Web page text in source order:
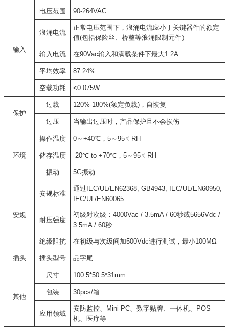
输入
电压范围 90-264VAC
浪涌电流
正常电压范围下，浪涌电流应小于关键器件的额定
值(包括保险丝、桥整等浪涌限制元件）
输入电流 在90Vac输入和满载条件下最大1.2A
平均效率 87.24%
空载功耗 <0.075W
保护
过载 120%-180%(额定负载)，自恢复
过压 当输出过压时，产品保护且不会损伤
环境
操作温度 0～+40℃，5～95﹪RH
储存温度 -20℃ to +70℃，5～95﹪RH
振动 5G振动
安规
安规标准
通过IEC/UL/EN62368, GB4943, IEC/UL/EN60950,
IEC/UL/EN60065
耐压强度
初级对次级：4000Vac / 3.5mA / 60秒或5656Vdc /
3.5mA / 60秒
绝缘阻抗 在初级与次级间加500Vdc进行测试，最小100MΩ
插头 插头型号 品字尾
其他
尺寸 100.5*50.5*31mm
包装 30pcs/箱
应用领域
安防监控、Mini-PC、数字贴牌、一体机、POS
机、医疗等